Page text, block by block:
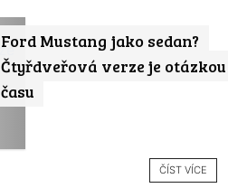
Ford Mustang jako sedan?
Čtyřdveřová verze je otázkou
času
ČÍST VÍCE